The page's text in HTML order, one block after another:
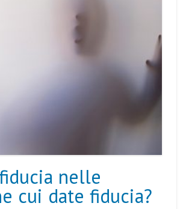
nelle
cui date fiducia?